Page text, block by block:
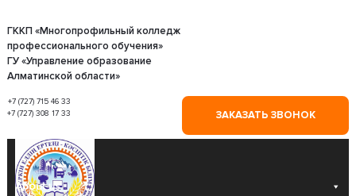
content
ГККП «Многопрофильный колледж
профессионального обучения»
ГУ «Управление образование
Алматинской области»
+7 (727) 715 46 33
+7 (727) 308 17 33
ЗАКАЗАТЬ ЗВОНОК
About us